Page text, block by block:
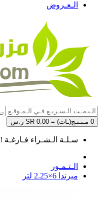
الـعـروض
0 مـنـتـج(ـات) = SR 0.00 ر.س
سـلـة الـشـراء فـارغـة !
الـتـمـور
ميرندا 6×2.25 لتر